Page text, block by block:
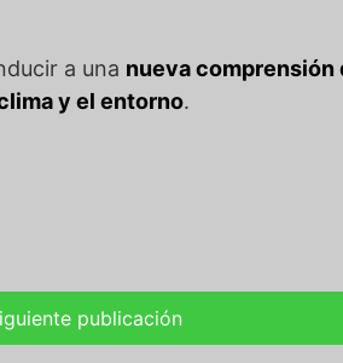
a una nueva comprensión
y el entorno.
publicación